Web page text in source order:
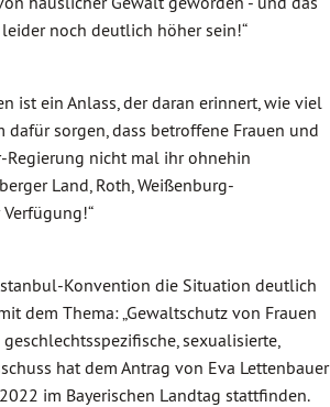
noch deutlich höher sein!“
ist ein Anlass, der daran erinnert, wie viel
dafür sorgen, dass betroffene Frauen und
Regierung nicht mal ihr ohnehin
Land, Roth, Weißenburg-
Konvention die Situation deutlich
dem Thema: „Gewaltschutz von Frauen
sexualisierte,
hat dem Antrag von Eva Lettenbauer
im Bayerischen Landtag stattfinden.